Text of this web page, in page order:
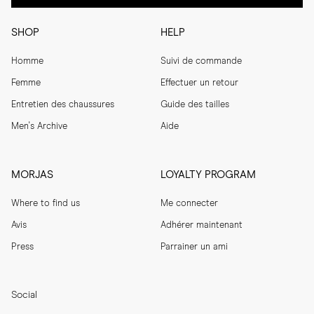
SHOP
Homme
Femme
Entretien des chaussures
Men's Archive
HELP
Suivi de commande
Effectuer un retour
Guide des tailles
Aide
MORJAS
Where to find us
Avis
Press
LOYALTY PROGRAM
Me connecter
Adhérer maintenant
Parrainer un ami
Social